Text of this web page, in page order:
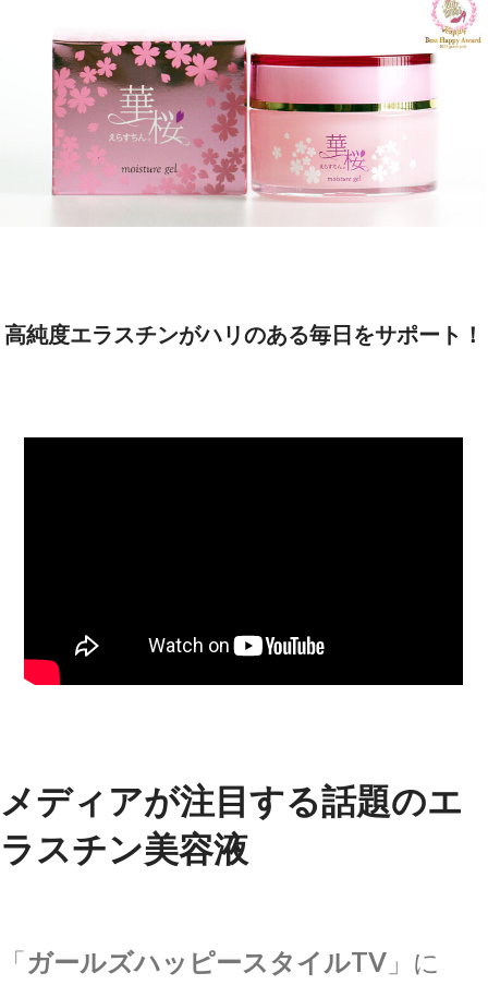
高純度エラスチンがハリのある毎日をサポート！
メディアが注目する話題のエ
ラスチン美容液
「ガールズハッピースタイルTV 」に